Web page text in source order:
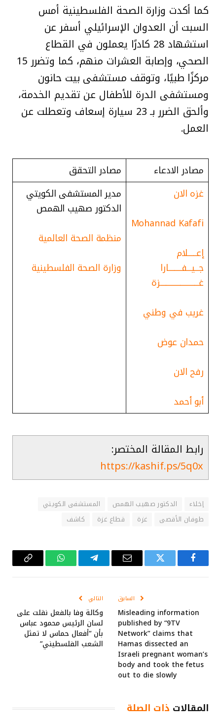
كما أكدت وزارة الصحة الفلسطينية أمس
السبت أن العدوان الإسرائيلي أسفر عن
استشهاد 28 كادرًا يعملون في القطاع
الصحي، وإصابة العشرات منهم، كما وتضرر 15
مركزًا طبيًا، وتوقف مستشفى بيت حانون
ومستشفى الدرة للأطفال عن تقديم الخدمة،
وألحق الضرر بـ 23 سيارة إسعاف وتعطلت عن
العمل.
مصادر الادعاء
مصادر التحقق
غزه الان
Mohannad Kafafi
إعــــــلام
جـــيـــفـــــــــارا
غـــــــــــــــــــــــــــزة
غريب في وطني
حمدان عوض
رفح الان
أبو أحمد
مدير المستشفى الكويتي
الدكتور صهيب الهمص
منظمة الصحة العالمية
وزارة الصحة الفلسطينية
رابط المقالة المختصر:
https://kashif.ps/5q0x
إخلاء الدكتور صهيب الهمص
المستشفى الكويتي
طوفان الأقصى
غزة قطاع غزة كاشف
فيسبوك تويتر
البريد
تيلقرام واتساب Copy
السابق
Misleading information
published by “9TV
Network” claims that
Hamas dissected an
Israeli pregnant woman’s
body and took the fetus
out to die slowly
التالي
وكالة وفا بالفعل نقلت على
لسان الرئيس محمود عباس
بأن “أفعال حماس لا تمثل
الشعب الفلسطيني”
المقالات ذات الصلة